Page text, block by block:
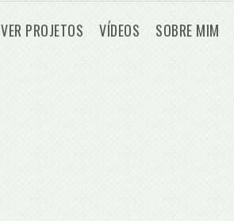
VER PROJETOS VÍDEOS SOBRE MIM